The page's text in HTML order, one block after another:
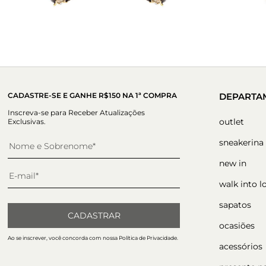
CADASTRE-SE E GANHE R$150 NA 1ª COMPRA
Inscreva-se para Receber Atualizações
Exclusivas.
CADASTRAR
Ao se inscrever, você concorda com nossa Política de Privacidade.
outlet
sneakerina
new in
walk into
sapatos
ocasiões
acessórios